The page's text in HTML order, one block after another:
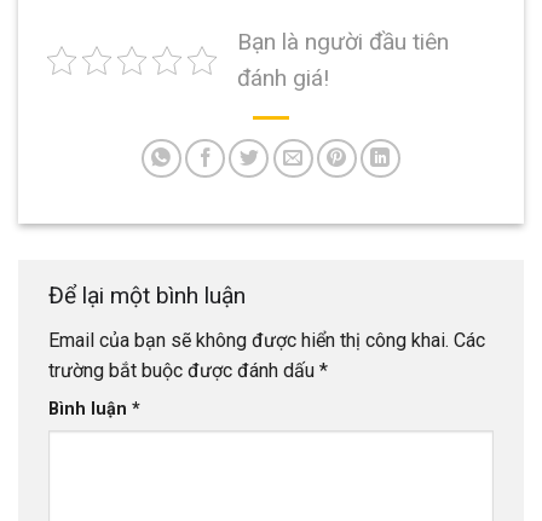
Bạn là người đầu tiên
đánh giá!
Để lại một bình luận
Email của bạn sẽ không được hiển thị công khai. Các
trường bắt buộc được đánh dấu *
Bình luận *